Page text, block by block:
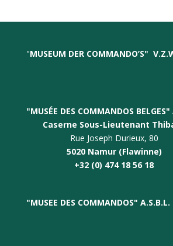
"MUSEUM DER COMMANDO’S"
"MUSÉE DES COMMANDOS BELGES"
Caserne Sous-Lieutenant
Rue Joseph Durieux, 80
5020 Namur (Flawinne)
+32 (0) 474 18 56 18
"MUSEE DES COMMANDOS" A.S.B.L.